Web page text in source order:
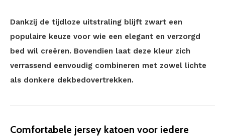
Dankzij de tijdloze uitstraling blijft zwart een
populaire keuze voor wie een elegant en verzorgd
bed wil creëren. Bovendien laat deze kleur zich
verrassend eenvoudig combineren met zowel lichte
als donkere dekbedovertrekken.
Comfortabele jersey katoen voor iedere